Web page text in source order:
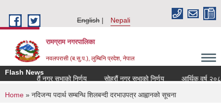
English
Nepali
रामग्राम नगरपालिका
नवलपरासी (ब.सु.प.), लुम्बिनि प्रदेश, नेपाल
Flash News
सत्रौं नगर सभाको निर्णय
सोह्रौं नगर सभाको निर्णय आर्थिक वर्ष
You are here
Home » नदिजन्य पदार्थ सम्बन्धि शिलबन्दी दरभाउपत्र आह्वानको सूचना